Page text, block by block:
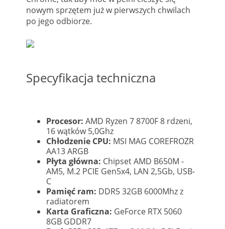
nowym sprzętem już w pierwszych chwilach
po jego odbiorze.
Specyfikacja techniczna
Procesor: AMD Ryzen 7 8700F 8 rdzeni,
16 wątków 5,0Ghz
Chłodzenie CPU: MSI MAG COREFROZR
AA13 ARGB
Płyta główna: Chipset AMD B650M -
AM5, M.2 PCIE Gen5x4, LAN 2,5Gb, USB-
C
Pamięć ram: DDR5 32GB 6000Mhz z
radiatorem
Karta Graficzna: GeForce RTX 5060
8GB GDDR7